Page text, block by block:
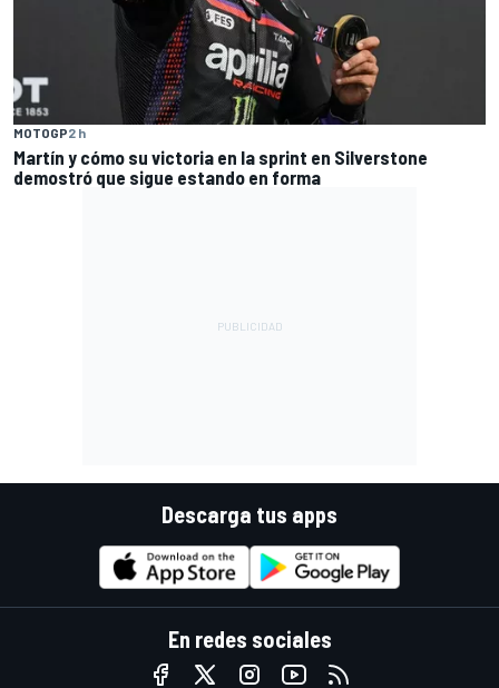
MOTOGP2 h
Martín y cómo su victoria en la sprint en Silverstone
demostró que sigue estando en forma
Descarga tus apps
En redes sociales